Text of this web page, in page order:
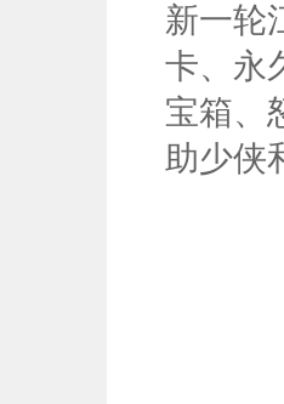
新一轮
卡、永
宝箱、
助少侠